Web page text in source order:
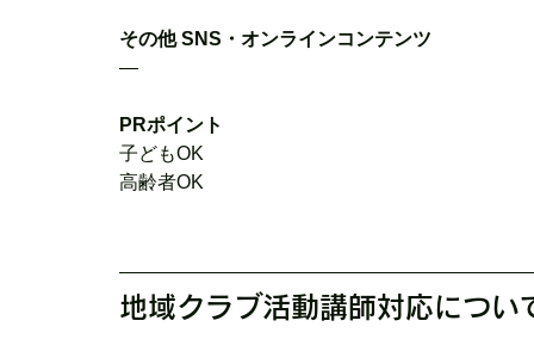
その他 SNS・オンラインコンテンツ
―
PRポイント
子どもOK
高齢者OK
地域クラブ活動講師対応につい